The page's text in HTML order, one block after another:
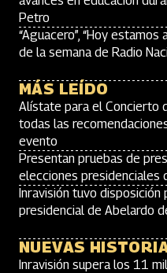
Petro
“Aguacero”, “Hoy estamos
de la semana de Radio
MÁS LEÍDO
Alístate para el Concierto
todas las
evento
Presentan pruebas de
elecciones presidenciales
Inravisión tuvo
presidencial de Abelardo
NUEVAS
Inravisión supera los 11